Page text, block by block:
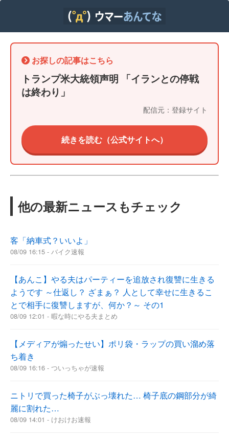
お探しの記事はこちら
トランプ米大統領声明 「イランとの停戦
は終わり」
配信元：登録サイト
続きを読む（公式サイトへ）
他の最新ニュースもチェック
客「納車式？いいよ」
08/09 16:15 - バイク速報
【あんこ】やる夫はパーティーを追放され復讐に生きる
ようです ～仕返し？ ざまぁ？ 人として幸せに生きるこ
とで相手に復讐しますが、何か？～ その1
08/09 12:01 - 暇な時にやる夫まとめ
【メディアが煽ったせい】ポリ袋・ラップの買い溜め落
ち着き
08/09 16:16 - ついっちゃが速報
ニトリで買った椅子がぶっ壊れた… 椅子底の鋼部分が綺
麗に割れた…
08/09 14:01 - けおけお速報